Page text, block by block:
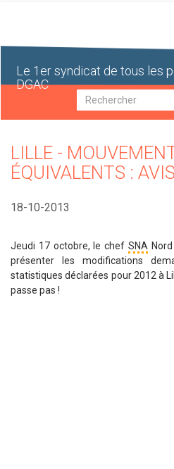
Le 1er syndicat de tous les
DGAC
Recherche
LILLE -
ÉQUIVALENTS :
18-10-2013
Jeudi 17 octobre, le chefSNA
présenter les modifications
statistiques déclarées pour 2012 à
passe pas !